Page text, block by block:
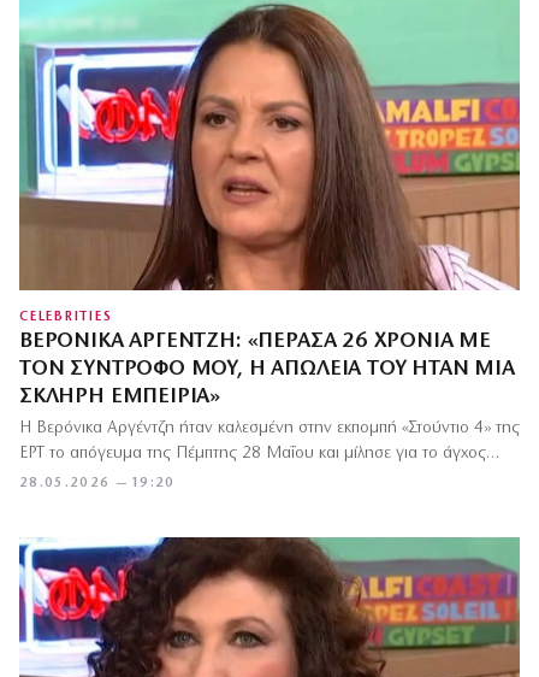
CELEBRITIES
ΒΕΡΌΝΙΚΑ ΑΡΓΈΝΤΖΗ: «ΠΈΡΑΣΑ 26 ΧΡΌΝΙΑ ΜΕ
ΤΟΝ ΣΎΝΤΡΟΦΌ ΜΟΥ, Η ΑΠΏΛΕΙΆ ΤΟΥ ΉΤΑΝ ΜΙΑ
ΣΚΛΗΡΉ ΕΜΠΕΙΡΊΑ»
28.05.2026 — 19:20
Η Βερόνικα Αργέντζη ήταν καλεσμένη στην εκπομπή «Στούντιο 4» της
ΕΡΤ το απόγευμα της Πέμπτης 28 Μαΐου και μίλησε για το άγχος…